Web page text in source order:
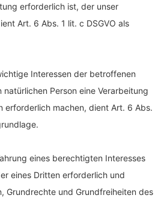
erforderlich ist, der unser
Art. 6 Abs. 1 lit. c DSGVO als
Interessen der betroffenen
natürlichen Person eine Verarbeitung
erforderlich machen, dient Art. 6 Abs.
eines berechtigten Interesses
eines Dritten erforderlich und
Grundrechte und Grundfreiheiten des